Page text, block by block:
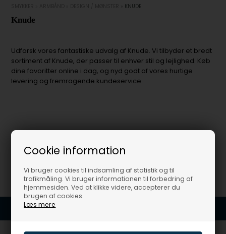
Cookie information
Vi bruger cookies til indsamling af statistik og til
trafikmåling. Vi bruger informationen til forbedring af
hjemmesiden. Ved at klikke videre, accepterer du
brugen af cookies.
Læs mere
KNUDE
Knude
Udforsk vores fantastiske udvalg af Knude. Vi tilbyder et bredt
sortiment af Knude, der passer til enhver stil og lejlighed. Køb
dine favoritter online i dag, og nyd godt af vores hurtige
levering og fremragende kundeservice.
Knude. Vi opdaterer løbende vores sortiment for at sikre, at
En del af Houmann.dk